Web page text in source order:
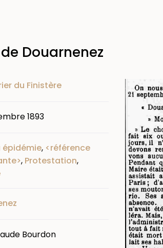
Douarnenez
du Finistère
1893
épidémie, <référence
, Protestation,
Bourdon
Image